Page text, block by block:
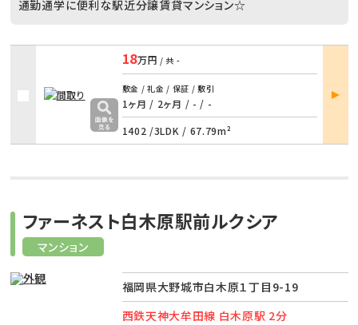
通勤通学に便利な駅近分譲賃貸マンション☆
18万円 / 共 -
敷金 / 礼金 / 保証 / 敷引
1ヶ月 / 2ヶ月 / - / -
1402 /3LDK / 67.79m²
部屋
詳細
マンション
ファーネスト白木原駅前ルクシア
福岡県大野城市白木原１丁目9-19
西鉄天神大牟田線 白木原駅 2分